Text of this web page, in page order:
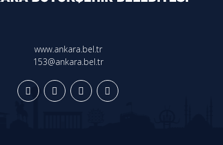
www.ankara.bel.tr
153@ankara.bel.tr